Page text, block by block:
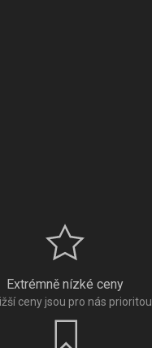
Extrémně nízké ceny
ceny jsou pro nás prioritou.